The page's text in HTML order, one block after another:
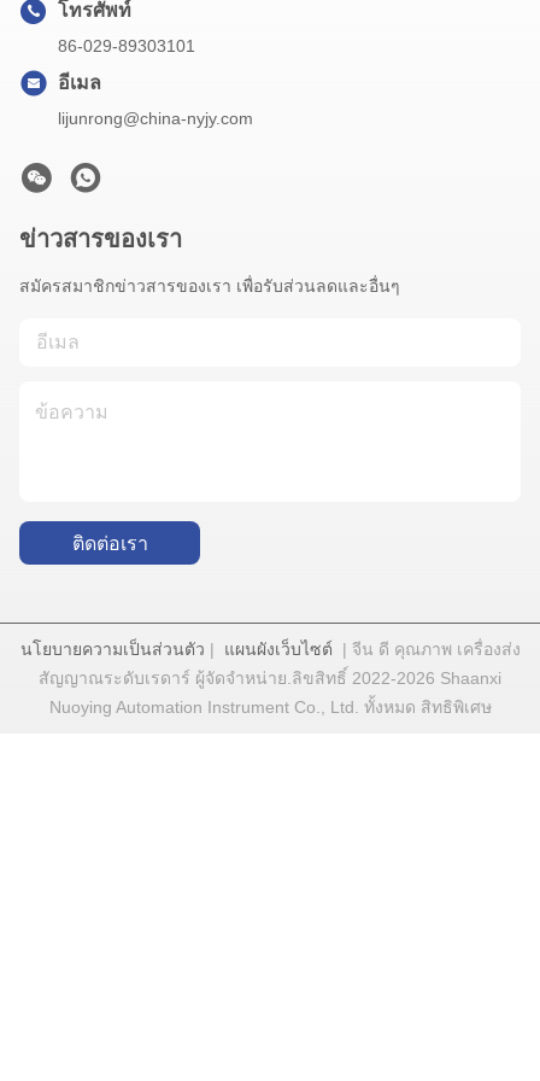
โทรศัพท์
86-029-89303101
อีเมล
lijunrong@china-nyjy.com
ข่าวสารของเรา
สมัครสมาชิกข่าวสารของเรา เพื่อรับส่วนลดและอื่นๆ
ติดต่อเรา
นโยบายความเป็นส่วนตัว | แผนผังเว็บไซต์ | จีน ดี คุณภาพ เครื่องส่ง
สัญญาณระดับเรดาร์ ผู้จัดจําหน่าย.ลิขสิทธิ์ 2022-2026 Shaanxi
Nuoying Automation Instrument Co., Ltd. ทั้งหมด สิทธิพิเศษ